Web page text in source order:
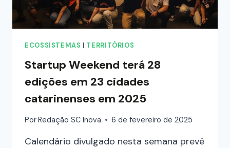
ECOSSISTEMAS TERRITÓRIOS
Startup Weekend terá 28
edições em 23 cidades
catarinenses em 2025
PorRedação SC Inova 6 de fevereiro de 2025
Calendário divulgado nesta semana prevê